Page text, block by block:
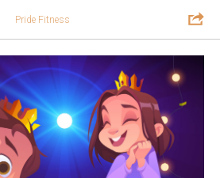
Pride Fitness